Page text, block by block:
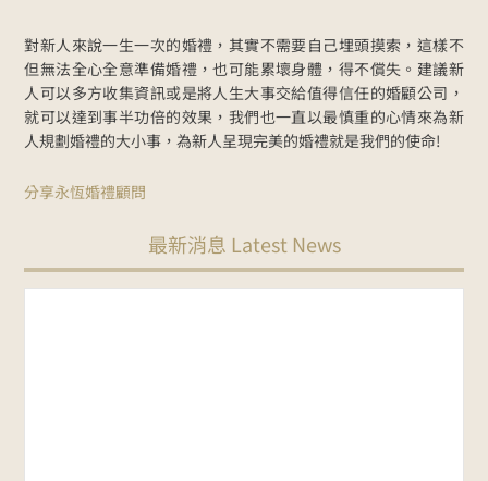
對新人來說一生一次的婚禮，其實不需要自己埋頭摸索，這樣不
但無法全心全意準備婚禮，也可能累壞身體，得不償失。建議新
人可以多方收集資訊或是將人生大事交給值得信任的婚顧公司，
就可以達到事半功倍的效果，我們也一直以最慎重的心情來為新
人規劃婚禮的大小事，為新人呈現完美的婚禮就是我們的使命!
分享永恆婚禮顧問
最新消息 Latest News